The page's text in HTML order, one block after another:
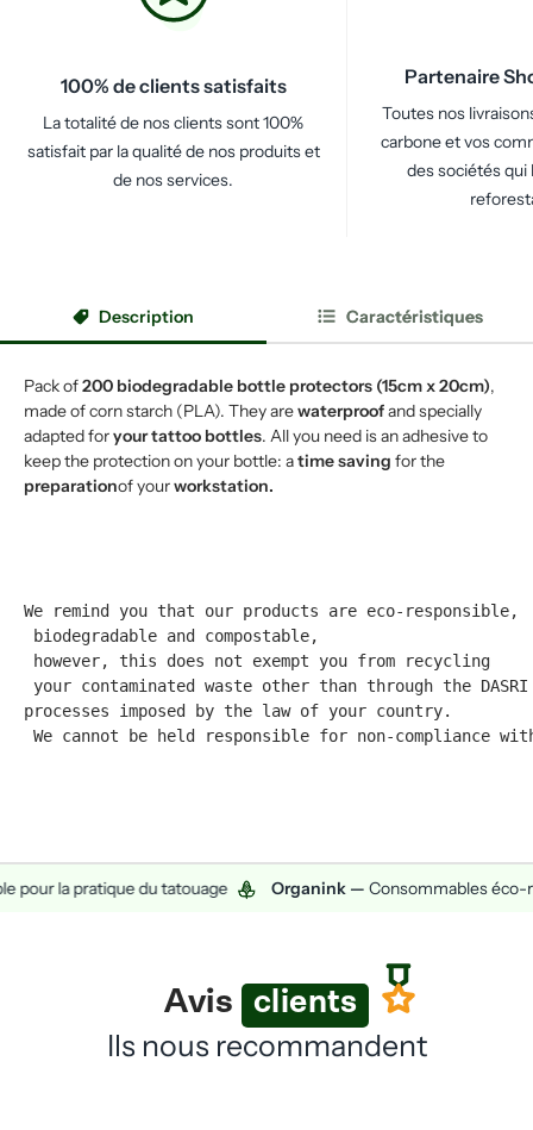
100% de clients satisfaits
La totalité de nos clients sont 100%
satisfait par la qualité de nos produits et
de nos services.
Partenaire
Toutes nos
carbone et vos
des sociétés
Description Caractéristiques
Pack of200 biodegradable bottle protectors (15cm x 20cm),
made of corn starch (PLA). They arewaterproofand specially
adapted foryour tattoo bottles. All you need is an adhesive to
keep the protection on your bottle: atime saving for the
preparationof yourworkstation.
We remind you that our products are eco-responsible,
biodegradable and compostable,
however, this does not exempt you from recycling
your contaminated waste other than through the DASRI
processes imposed by the law of your country.
We cannot be held responsible for non-compliance
la pratique du tatouage Organink —Consommables éco-
Avis clients
Ils nous recommandent